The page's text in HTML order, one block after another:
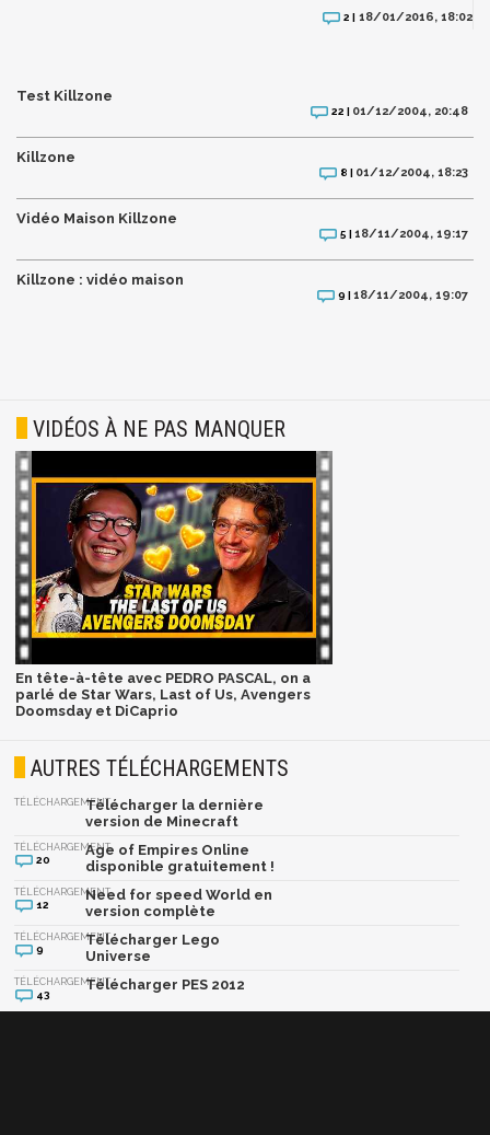
2 | 18/01/2016, 18:02
Test Killzone
22 | 01/12/2004, 20:48
Killzone
8 | 01/12/2004, 18:23
Vidéo Maison Killzone
5 |18/11/2004, 19:17
Killzone : vidéo maison
9 |18/11/2004, 19:07
VIDÉOS À NE PAS MANQUER
En tête-à-tête avec PEDRO PASCAL, on a
parlé de Star Wars, Last of Us, Avengers
Doomsday et DiCaprio
AUTRES TÉLÉCHARGEMENTS
TÉLÉCHARGEMENTTélécharger la dernière
version de Minecraft
TÉLÉCHARGEMENT
20
Age of Empires Online
disponible gratuitement !
TÉLÉCHARGEMENT
12
Need for speed World en
version complète
TÉLÉCHARGEMENT
9
Télécharger Lego
Universe
TÉLÉCHARGEMENT
43
Télécharger PES 2012